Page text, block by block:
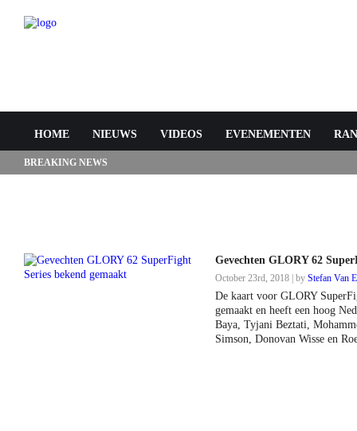
HOME NIEUWS VIDEOS EVENEMENTEN
BREAKING NEWS
Gevechten GLORY 62
October 23rd, 2018 | by Stefan Van
De kaart voor GLORY
gemaakt en heeft een hoog
Baya, Tyjani Beztati,
Simson, Donovan Wisse en